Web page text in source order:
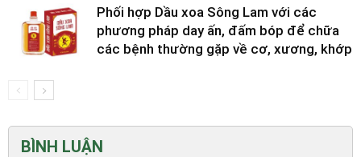
Phối hợp Dầu xoa Sông Lam với các
phương pháp day ấn, đấm bóp để chữa
các bệnh thường gặp về cơ, xương, khớp
BÌNH LUẬN